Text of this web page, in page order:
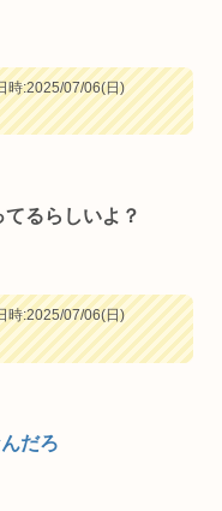
時:2025/07/06(日)
るらしいよ？
時:2025/07/06(日)
だろ